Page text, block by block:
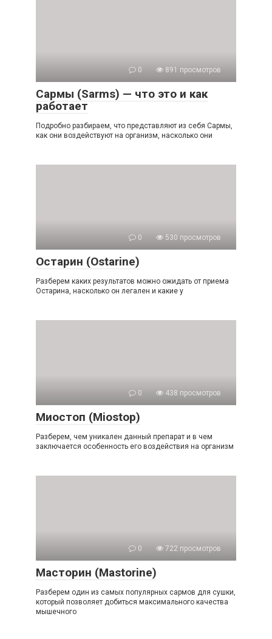
0 891 просмотров
Сармы (Sarms) — что это и как
работает
Подробно разбираем, что представляют из себя Сармы,
как они воздействуют на организм, насколько они
0 530 просмотров
Остарин (Ostarine)
Разберем каких результатов можно ожидать от приема
Остарина, насколько он легален и какие у
0 438 просмотров
Миостоп (Miostop)
Разберем, чем уникален данный препарат и в чем
заключается особенность его воздействия на организм
0 722 просмотров
Масторин (Mastorine)
Разберем один из самых популярных сармов для сушки,
который позволяет добиться максимального качества
мышечного